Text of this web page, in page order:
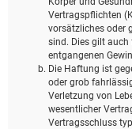
Vertragspflichten
vorsätzliches oder
sind. Dies gilt
entgangenen
Die Haftung ist
oder grob
Verletzung von
wesentlicher
Vertragsschluss